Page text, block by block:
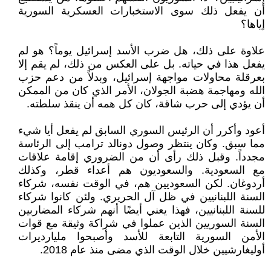
أن يفعل ذلك سوى الاستخبارات العسكرية السورية
إياها؟
علاوة على ذلك، هل ضرب الأسد إسرائيل يوماً؟ هو لم
يفعل هذا في حياته. بل على العكس من ذلك، لم يقم إلا
بعرقلة محاولات مواجهة إسرائيل، وبدلاً من دعم حزب
الله ومهاجمة هضبة الجولان، الأمر الذي كان من الممكن
أن يؤدي إلى حرب شاقة، كان كل همه أن ينقذ سلطته.
أعود وأكرر أن الرئيس السوري السابق لم يفعل أيا شيء
مما سبق. وكان ينتظر وصول دونالد ترامب إلى الرئاسة
مجدداً. وقبل ذلك رأى أن من الضروري إقامة علاقات
مع السعودية. والسعوديون هم أعداء قطر، وكذلك
أردوغان. لكن السعوديين هم، في الوقت نفسه، شركاء
السنة اللبنانيين في ظل آل الحريري. ولئن كانوا شركاء
للسنة اللبنانيين، فهذا يعني أيضًا أنهم شركاء المضاربين
السنة السوريين الذين عملوا في شراكة وثيقة مع قوات
الأمن السورية التابعة للأسد وأصبحوا مليارديرات
أوليغارشيين خلال الوقت الذي مضى منذ عام 2018.